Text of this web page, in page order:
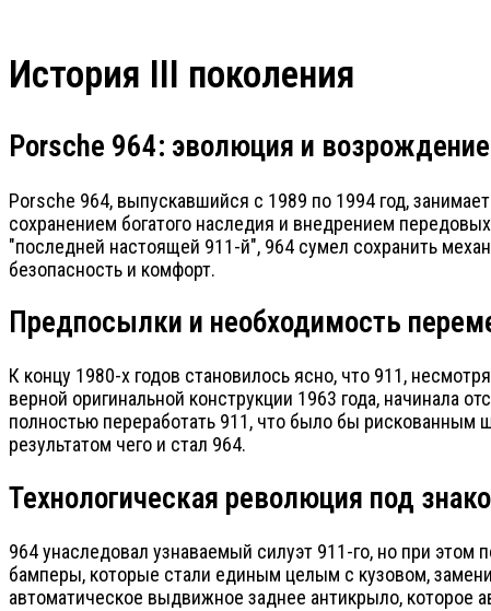
История III поколения
Porsche 964: эволюция и
Porsche 964, выпускавшийся с 1989 по 1994 год,
сохранением богатого наследия и внедрением
"последней настоящей 911-й", 964 сумел сохранить
безопасность и комфорт.
Предпосылки и необходимость
К концу 1980-х годов становилось ясно, что 911,
верной оригинальной конструкции 1963 года, начинала
полностью переработать 911, что было бы рискованным
результатом чего и стал 964.
Технологическая революция под
964 унаследовал узнаваемый силуэт 911-го, но при
бамперы, которые стали единым целым с кузовом,
автоматическое выдвижное заднее антикрыло, которое